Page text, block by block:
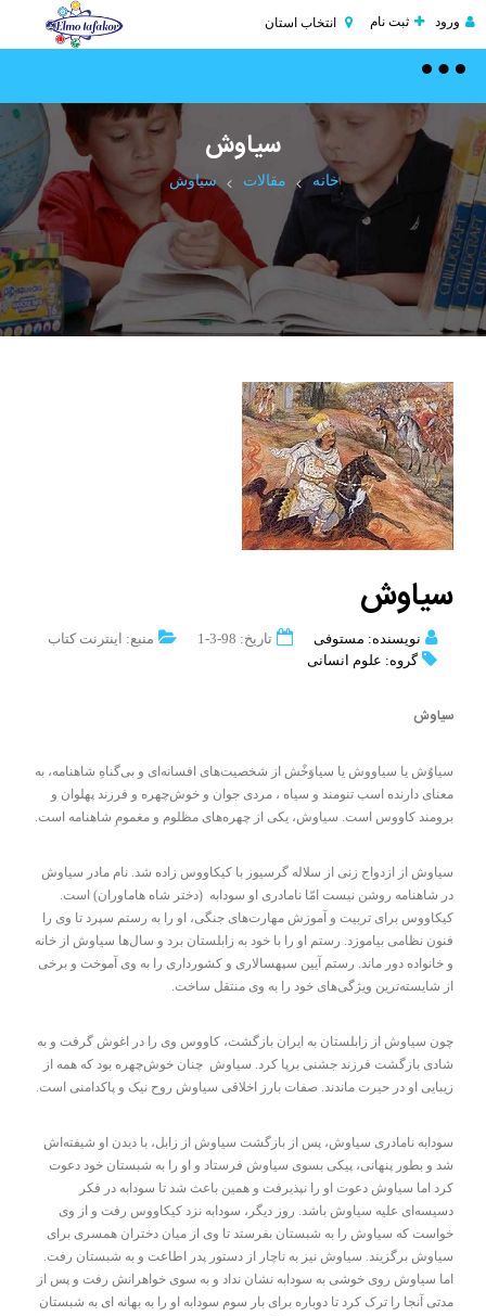
ورود ثبت نام انتخاب استان
Toggle
سیاوش
خانه مقالات سیاوش
سیاوش
نویسنده: مستوفی تاریخ: 98-3-1
منبع: اینترنت کتاب
گروه: علوم انسانی
سیاوش
سیاوُش یا سیاووش یا سیاوَخْش از شخصیت‌های افسانه‌ای و بی‌گناهِ شاهنامه، به
معنای دارنده اسب تنومند و سیاه ، مردی جوان و خوش‌چهره و فرزند پهلوان و
برومند کاووس است. سیاوش، یکی از چهره‌های مظلوم و مغمومِ شاهنامه است.
سیاوش از ازدواج زنی از سلاله گرسیوز با کیکاووس زاده شد. نام مادر سیاوش
در شاهنامه روشن نیست امّا نامادری او سودابه (دختر شاه هاماوران) است.
کیکاووس برای تربیت و آموزش مهارت‌های جنگی، او را به رستم سپرد تا وی را
فنون نظامی بیاموزد. رستم او را با خود به زابلستان برد و سال‌ها سیاوش از خانه
و خانواده دور ماند. رستم آیین سپهسالاری و کشورداری را به وی آموخت و برخی
از شایسته‌ترین ویژگی‌های خود را به وی منتقل ساخت.
چون سیاوش از زابلستان به ایران بازگشت، کاووس وی را در اغوش گرفت و به
شادی بازگشت فرزند جشنی برپا کرد. سیاوش چنان خوش‌چهره بود که همه از
زیبایی او در حیرت ماندند. صفات بارز اخلاقی سیاوش روح نیک و پاکدامنی است.
سودابه نامادری سیاوش، پس از بازگشت سیاوش از زابل، با دیدن او شیفته‌اش
شد و بطور پنهانی، پیکی بسوی سیاوش فرستاد و او را به شبستان خود دعوت
کرد اما سیاوش دعوت او را نپذیرفت و همین باعث شد تا سودابه در فکر
دسیسه‌ای علیه سیاوش باشد. روز دیگر، سودابه نزد کیکاووس رفت و از وی
خواست که سیاوش را به شبستان بفرستد تا وی از میان دختران همسری برای
سیاوش برگزیند. سیاوش نیز به ناچار از دستور پدر اطاعت و به شبستان رفت.
اما سیاوش روی خوشی به سودابه نشان نداد و به سوی خواهرانش رفت و پس از
مدتی آنجا را ترک کرد تا دوباره برای بار سوم سودابه او را به بهانه ای به شبستان